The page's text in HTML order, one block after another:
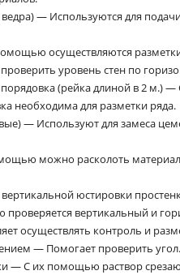
— Используются для
осуществляются
уровень стен по
(рейка длиной в 2 м.)
необходима для разметки ряда.
— Используют для замеса
можно расколоть
юстировки
вертикальный и
осуществлять контроль и
— Помогает проверить угол.
— С их помощью раствор